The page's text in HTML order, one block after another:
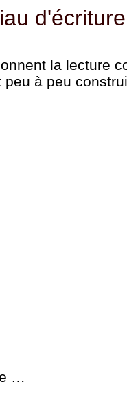
d'écriture
la lecture
à peu
…